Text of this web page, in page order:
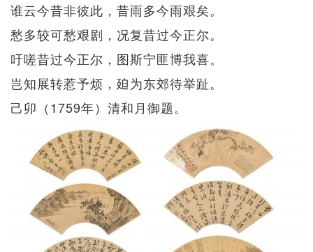
谁云今昔非彼此，昔雨多今雨艰矣。
愁多较可愁艰剧，况复昔过今正尔。
吁嗟昔过今正尔，图斯宁匪博我喜。
岂知展转惹予烦，廹为东郊待举趾。
己卯（1759年）清和月御题。